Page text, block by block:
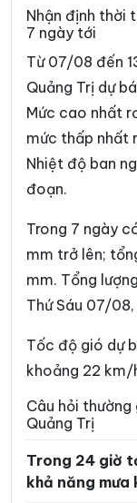
Xã Hòa Trạch
Xã Hướng Hiệp
Xã Hướng Phùng
Xã Kim Điền
Xã Kim Phú
Xã Lao Bảo
Xã Lệ Thủy
Xã Mỹ Thủy
Xã Nam Cửa Việt
Xã Phong Nha
Xã Quảng Trạch
Xã Tà Rụt
Xã Tân Lập
Nhận định thời
7 ngày tới
Từ 07/08 đến
Quảng Trị dự
Mức cao nhất
mức thấp nhất
Nhiệt độ ban
đoạn.
Trong 7 ngày
mm trở lên;
mm. Tổng
Thứ Sáu 07/
Tốc độ gió dự
khoảng 22 km/
Câu hỏi
Quảng Trị
Trong 24 giờ
khả năng mưa